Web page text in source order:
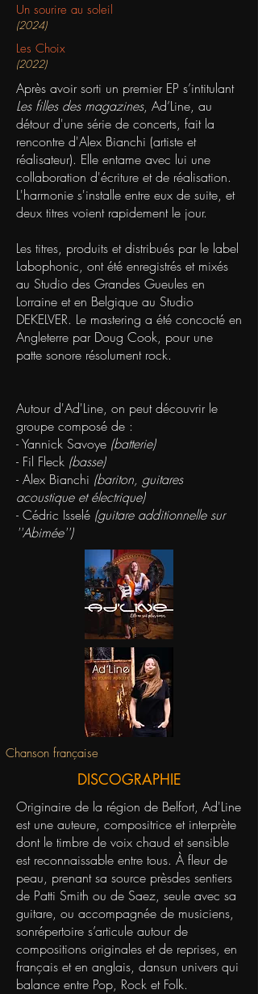
Un sourire au soleil
(2024)
Les Choix
(2022)
Après avoir sorti un premier EP s’intitulant
Les filles des magazines, Ad’Line, au
détour d'une série de concerts, fait la
rencontre d'Alex Bianchi (artiste et
réalisateur). Elle entame avec lui une
collaboration d'écriture et de réalisation.
L'harmonie s'installe entre eux de suite, et
deux titres voient rapidement le jour.
Les titres, produits et distribués par le label
Labophonic, ont été enregistrés et mixés
au Studio des Grandes Gueules en
Lorraine et en Belgique au Studio
DEKELVER. Le mastering a été concocté en
Angleterre par Doug Cook, pour une
patte sonore résolument rock.
Autour d'Ad'Line, on peut découvrir le
groupe composé de :
- Yannick Savoye (batterie)
- Fil Fleck (basse)
- Alex Bianchi (bariton, guitares
acoustique et électrique)
- Cédric Isselé (guitare additionnelle sur
''Abimée'')
Chanson française
DISCOGRAPHIE
Originaire de la région de Belfort, Ad'Line
est une auteure, compositrice et interprète
dont le timbre de voix chaud et sensible
est reconnaissable entre tous. À fleur de
peau, prenant sa source prèsdes sentiers
de Patti Smith ou de Saez, seule avec sa
guitare, ou accompagnée de musiciens,
sonrépertoire s’articule autour de
compositions originales et de reprises, en
français et en anglais, dansun univers qui
balance entre Pop, Rock et Folk.